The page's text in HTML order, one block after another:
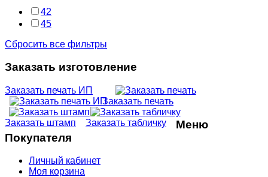
42
45
Сбросить все фильтры
Заказать изготовление
Заказать печать ИП
Заказать печать
Заказать штамп Заказать табличку
Меню
Покупателя
Личный кабинет
Моя корзина